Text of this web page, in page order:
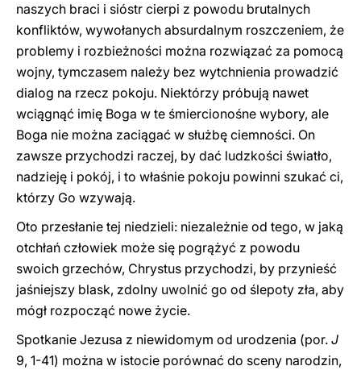
naszych braci i sióstr cierpi z powodu brutalnych
konfliktów, wywołanych absurdalnym roszczeniem, że
problemy i rozbieżności można rozwiązać za pomocą
wojny, tymczasem należy bez wytchnienia prowadzić
dialog na rzecz pokoju. Niektórzy próbują nawet
wciągnąć imię Boga w te śmiercionośne wybory, ale
Boga nie można zaciągać w służbę ciemności. On
zawsze przychodzi raczej, by dać ludzkości światło,
nadzieję i pokój, i to właśnie pokoju powinni szukać ci,
którzy Go wzywają.
Oto przesłanie tej niedzieli: niezależnie od tego, w jaką
otchłań człowiek może się pogrążyć z powodu
swoich grzechów, Chrystus przychodzi, by przynieść
jaśniejszy blask, zdolny uwolnić go od ślepoty zła, aby
mógł rozpocząć nowe życie.
Spotkanie Jezusa z niewidomym od urodzenia (por. J
9, 1-41) można w istocie porównać do sceny narodzin,